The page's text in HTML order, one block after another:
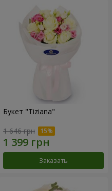
Букет "Tiziana"
1 646 грн
Заказать